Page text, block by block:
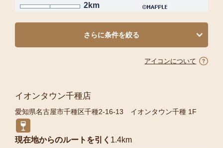
2km
さらに条件を絞る
アイコンについて
イオンタウン千種店
愛知県名古屋市千種区千種2-16-13 イオンタウン千種 1F
現在地からのルートを引く 1.4km